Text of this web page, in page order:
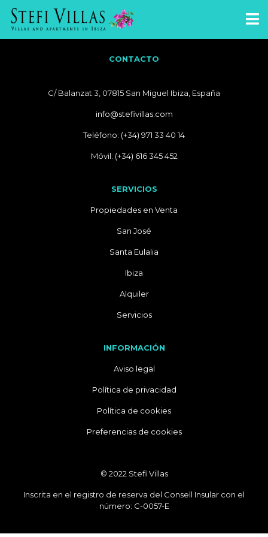
CONTACTO
C/ Balanzat 3, 07815 San Miguel Ibiza, España
info@stefivillas.com
Teléfono: (+34) 971 33 40 14
Móvil: (+34) 616 345 452
SERVICIOS
Propiedades en Venta
San José
Santa Eulalia
Ibiza
Alquiler
Servicios
INFORMACIÓN
Aviso legal
Política de privacidad
Política de cookies
Preferencias de cookies
© 2022 Stefi Villas
Inscrita en el registro de reserva del Consell Insular con el
número: C-0057-E